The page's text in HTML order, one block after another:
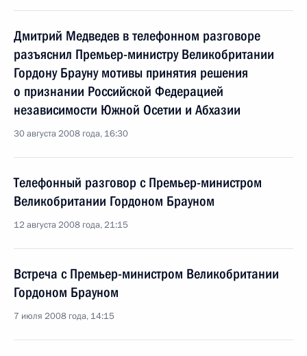
Дмитрий Медведев в телефонном разговоре
разъяснил Премьер-министру Великобритании
Гордону Брауну мотивы принятия решения
о признании Российской Федерацией
независимости Южной Осетии и Абхазии
30 августа 2008 года, 16:30
Телефонный разговор с Премьер-министром
Великобритании Гордоном Брауном
12 августа 2008 года, 21:15
Встреча с Премьер-министром Великобритании
Гордоном Брауном
7 июля 2008 года, 14:15